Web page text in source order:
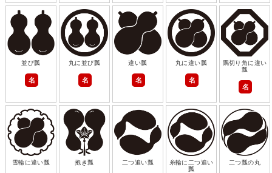
並び瓢
名
丸に並び瓢
名
違い瓢
名
丸に違い瓢
名
隅切り角に違い
瓢
名
雪輪に違い瓢 抱き瓢 二つ追い瓢
糸輪に二つ追い
瓢
二つ瓢の丸